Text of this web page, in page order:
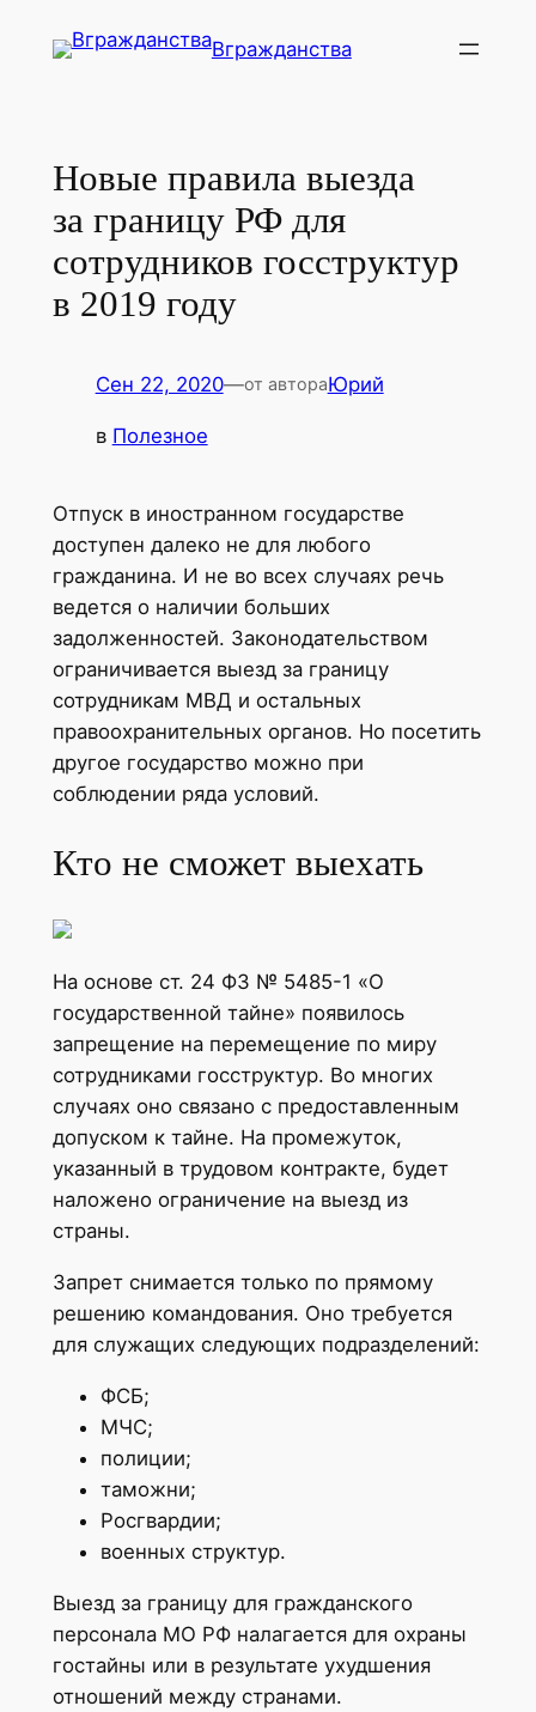
Вгражданства
Новые правила выезда
за границу РФ для
сотрудников госструктур
в 2019 году
Сен 22, 2020—от автораЮрий
в Полезное
Отпуск в иностранном государстве
доступен далеко не для любого
гражданина. И не во всех случаях речь
ведется о наличии больших
задолженностей. Законодательством
ограничивается выезд за границу
сотрудникам МВД и остальных
правоохранительных органов. Но посетить
другое государство можно при
соблюдении ряда условий.
Кто не сможет выехать
На основе ст. 24 ФЗ № 5485-1 «О
государственной тайне» появилось
запрещение на перемещение по миру
сотрудниками госструктур. Во многих
случаях оно связано с предоставленным
допуском к тайне. На промежуток,
указанный в трудовом контракте, будет
наложено ограничение на выезд из
страны.
Запрет снимается только по прямому
решению командования. Оно требуется
для служащих следующих подразделений:
ФСБ;
МЧС;
полиции;
таможни;
Росгвардии;
военных структур.
Выезд за границу для гражданского
персонала МО РФ налагается для охраны
гостайны или в результате ухудшения
отношений между странами.